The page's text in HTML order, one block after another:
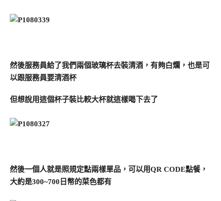
然後服務員給了我們兩個玻璃杯去裝清酒，有夠白爛，也是可
以跟服務員要清酒杯
但想說用這個杯子裝比較大杯就這樣喝下去了
然後一個人就是照規定點兩樣單品，可以用QR CODE點餐，
大約是300~700日幣的菜色都有